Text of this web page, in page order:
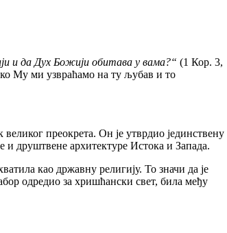
и да Дух Божији обитава у вама?“ (1 Кор. 3,
Му ми узвраћамо на ту љубав и то
преокрета. Он је утврдио јединствену
и друштвене архитектуре Истока и Запада.
као државну религију. То значи да је
одредио за хришћански свет, била међу